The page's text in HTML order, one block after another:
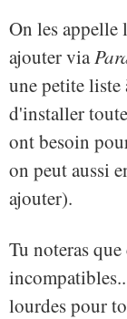
On les appelle
ajouter via
une petite liste
d'installer
ont besoin
on peut aussi
ajouter).
Tu noteras
lourdes pour